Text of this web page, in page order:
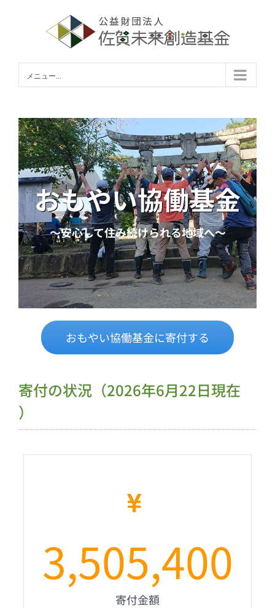
メニュー...
おもやい協働基金
〜安心して住み続けられる地域へ〜
おもやい協働基金に寄付する
寄付の状況（2026年6月22日現在
）
3,505,400
寄付金額